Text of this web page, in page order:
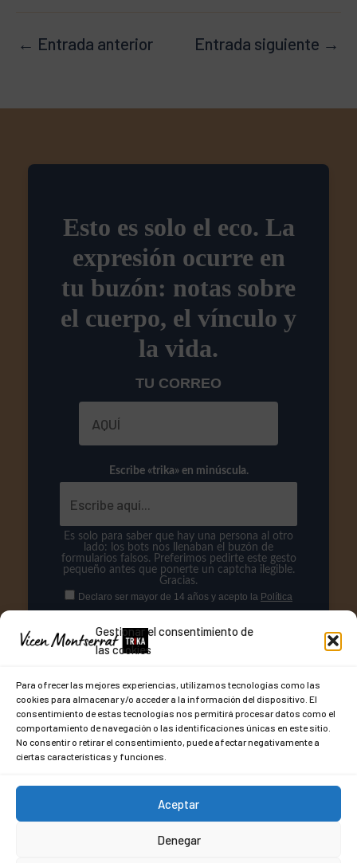
Gestionar el consentimiento de
las cookies
Para ofrecer las mejores experiencias, utilizamos tecnologías como las
cookies para almacenar y/o acceder a la información del dispositivo. El
consentimiento de estas tecnologías nos permitirá procesar datos como el
comportamiento de navegación o las identificaciones únicas en este sitio.
No consentir o retirar el consentimiento, puede afectar negativamente a
ciertas características y funciones.
Aceptar
Denegar
← Entrada anterior Entrada siguiente →
Esto es solo el eco. La
expresión ocurre en
tu buzón: notas sobre
el cuerpo, el vínculo y
la vida.
TU CORREO
Escribe «trika» en minúscula.
Es solo para saber que hay una persona al otro
lado: los bots nos llenaban el buzón de
formularios falsos. Preferimos pedirte este gesto
pequeño antes que ponerte un captcha ilegible.
Gracias.
Declaro ser mayor de 14 años y acepto la Política
Responsable: Asociación Mórula. Fin: Newsletter Reconectar.
Derechos: Baja libre e inmediata.
VOY